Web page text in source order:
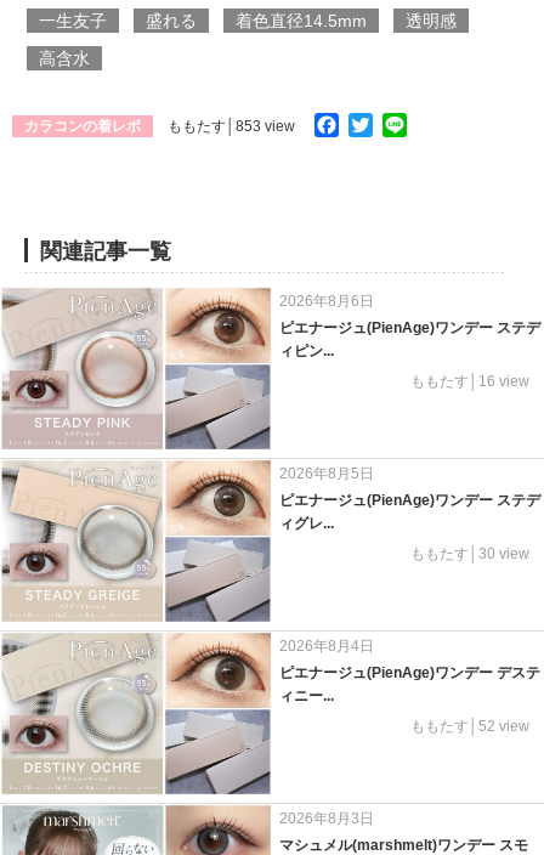
一生友子 盛れる 着色直径14.5mm
透明感
高含水
カラコンの着レポ ももたす │853 view Facebook
Twitter
関連記事一覧
2026年8月6日
ピエナージュ(PienAge)ワンデー ステデ
ィピン...
ももたす│16 view
2026年8月5日
ピエナージュ(PienAge)ワンデー ステデ
ィグレ...
ももたす│30 view
2026年8月4日
ピエナージュ(PienAge)ワンデー デステ
ィニー...
ももたす│52 view
2026年8月3日
マシュメル(marshmelt)ワンデー スモ